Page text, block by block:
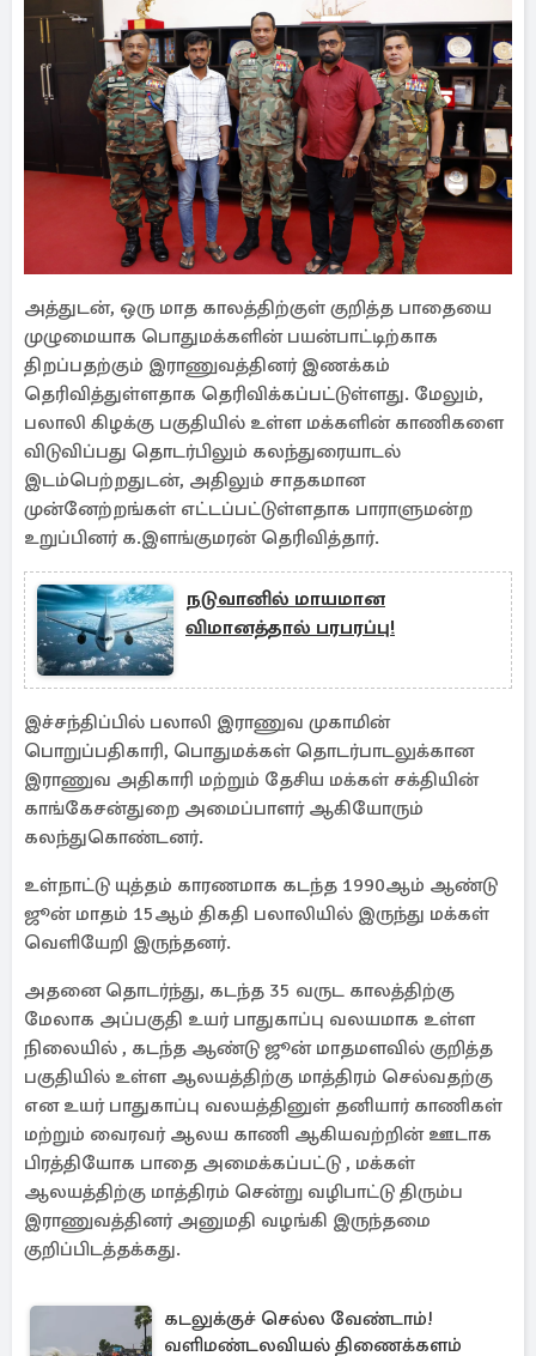
அத்துடன், ஒரு மாத காலத்திற்குள் குறித்த பாதையை
முழுமையாக பொதுமக்களின் பயன்பாட்டிற்காக
திறப்பதற்கும் இராணுவத்தினர் இணக்கம்
தெரிவித்துள்ளதாக தெரிவிக்கப்பட்டுள்ளது. மேலும்,
பலாலி கிழக்கு பகுதியில் உள்ள மக்களின் காணிகளை
விடுவிப்பது தொடர்பிலும் கலந்துரையாடல்
இடம்பெற்றதுடன், அதிலும் சாதகமான
முன்னேற்றங்கள் எட்டப்பட்டுள்ளதாக பாராளுமன்ற
உறுப்பினர் க.இளங்குமரன் தெரிவித்தார்.
நடுவானில் மாயமான
விமானத்தால் பரபரப்பு!
இச்சந்திப்பில் பலாலி இராணுவ முகாமின்
பொறுப்பதிகாரி, பொதுமக்கள் தொடர்பாடலுக்கான
இராணுவ அதிகாரி மற்றும் தேசிய மக்கள் சக்தியின்
காங்கேசன்துறை அமைப்பாளர் ஆகியோரும்
கலந்துகொண்டனர்.
உள்நாட்டு யுத்தம் காரணமாக கடந்த 1990ஆம் ஆண்டு
ஜூன் மாதம் 15ஆம் திகதி பலாலியில் இருந்து மக்கள்
வெளியேறி இருந்தனர்.
அதனை தொடர்ந்து, கடந்த 35 வருட காலத்திற்கு
மேலாக அப்பகுதி உயர் பாதுகாப்பு வலயமாக உள்ள
நிலையில் , கடந்த ஆண்டு ஜூன் மாதமளவில் குறித்த
பகுதியில் உள்ள ஆலயத்திற்கு மாத்திரம் செல்வதற்கு
என உயர் பாதுகாப்பு வலயத்தினுள் தனியார் காணிகள்
மற்றும் வைரவர் ஆலய காணி ஆகியவற்றின் ஊடாக
பிரத்தியோக பாதை அமைக்கப்பட்டு , மக்கள்
ஆலயத்திற்கு மாத்திரம் சென்று வழிபாட்டு திரும்ப
இராணுவத்தினர் அனுமதி வழங்கி இருந்தமை
குறிப்பிடத்தக்கது.
கடலுக்குச் செல்ல வேண்டாம்!
வளிமண்டலவியல் திணைக்களம்